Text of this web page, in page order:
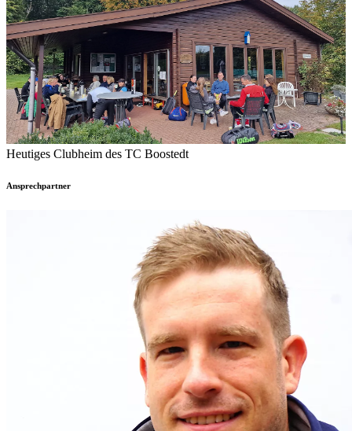
Heutiges Clubheim des TC Boostedt
Ansprechpartner